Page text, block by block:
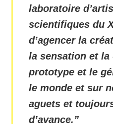
laboratoire
scientifiques du
d’agencer la
la sensation et la
prototype et le
le monde et sur
aguets et
d’avance.”